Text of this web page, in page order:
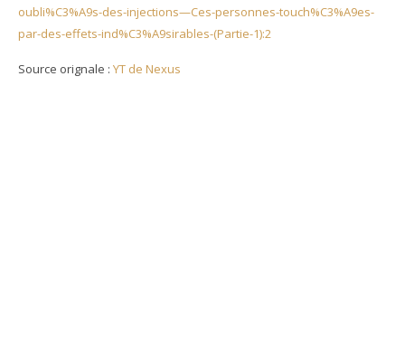
oubli%C3%A9s-des-injections—Ces-personnes-touch%C3%A9es-
par-des-effets-ind%C3%A9sirables-(Partie-1):2
Source orignale : YT de Nexus